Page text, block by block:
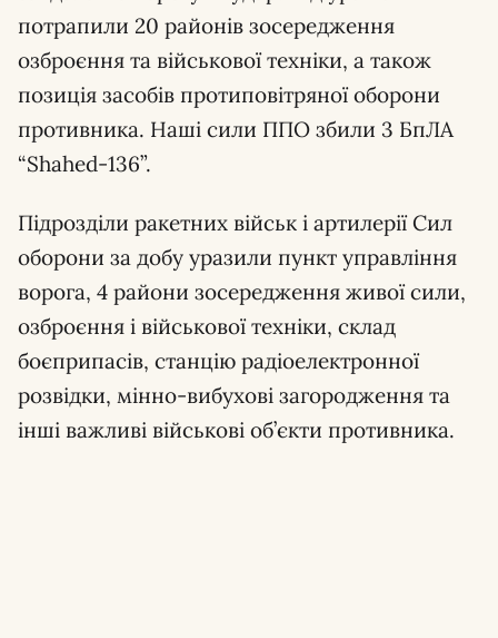
потрапили 20 районів зосередження
озброєння та військової техніки, а також
позиція засобів протиповітряної оборони
противника. Наші сили ППО збили 3 БпЛА
“Shahed-136”.
Підрозділи ракетних військ і артилерії Сил
оборони за добу уразили пункт управління
ворога, 4 райони зосередження живої сили,
озброєння і військової техніки, склад
боєприпасів, станцію радіоелектронної
розвідки, мінно-вибухові загородження та
інші важливі військові об’єкти противника.